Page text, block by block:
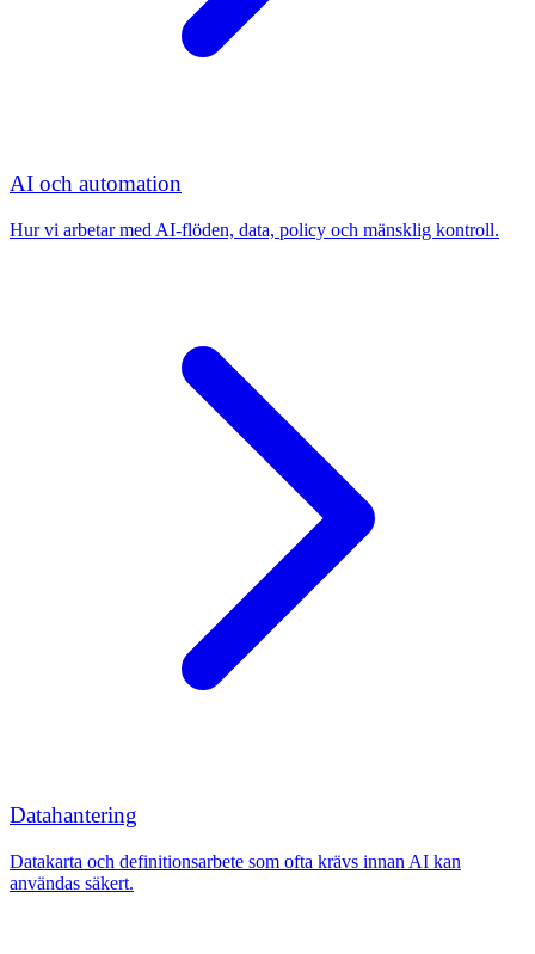
AI och automation
Hur vi arbetar med AI-flöden, data, policy och mänsklig kontroll.
Datahantering
Datakarta och definitionsarbete som ofta krävs innan AI kan
användas säkert.